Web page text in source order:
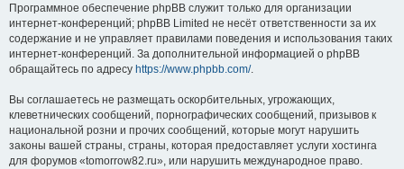
Программное обеспечение phpBB служит только для организации
интернет-конференций; phpBB Limited не несёт ответственности за их
содержание и не управляет правилами поведения и использования таких
интернет-конференций. За дополнительной информацией о phpBB
обращайтесь по адресу https://www.phpbb.com/.
Вы соглашаетесь не размещать оскорбительных, угрожающих,
клеветнических сообщений, порнографических сообщений, призывов к
национальной розни и прочих сообщений, которые могут нарушить
законы вашей страны, страны, которая предоставляет услуги хостинга
для форумов «tomorrow82.ru», или нарушить международное право.